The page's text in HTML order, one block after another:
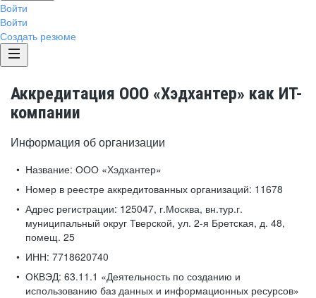
Войти
Войти
Создать резюме
Аккредитация ООО «Хэдхантер» как ИТ-
компании
Информация об организации
Название: ООО «Хэдхантер»
Номер в реестре аккредитованных организаций: 11678
Адрес регистрации: 125047, г.Москва, вн.тур.г.
муниципальный округ Тверской, ул. 2-я Бретская, д. 48,
помещ. 25
ИНН: 7718620740
ОКВЭД: 63.11.1 «Деятельность по созданию и
использованию баз данных и информационных ресурсов»